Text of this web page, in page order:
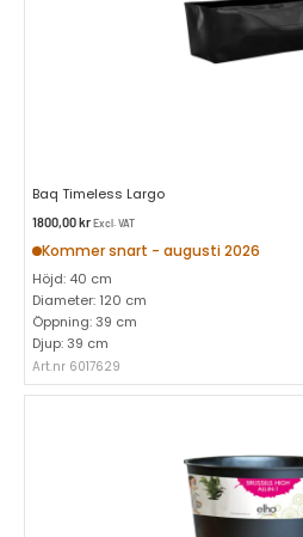
Baq Timeless Largo
1800,00krExcl. VAT
Kommer snart - augusti 2026
Höjd: 40 cm
Diameter: 120 cm
Öppning: 39 cm
Djup: 39 cm
Art.nr 6017629